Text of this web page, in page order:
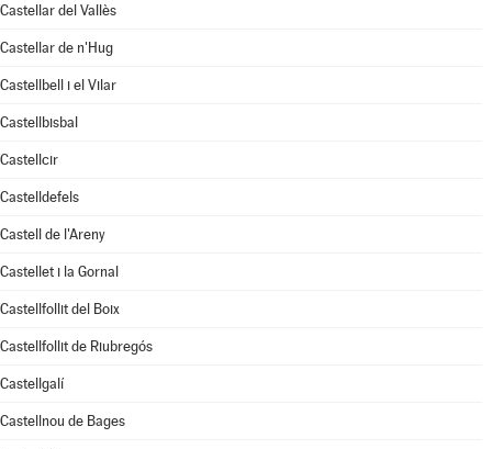
Castellar del Vallès
Castellar de n'Hug
Castellbell i el Vilar
Castellbisbal
Castellcir
Castelldefels
Castell de l'Areny
Castellet i la Gornal
Castellfollit del Boix
Castellfollit de Riubregós
Castellgalí
Castellnou de Bages